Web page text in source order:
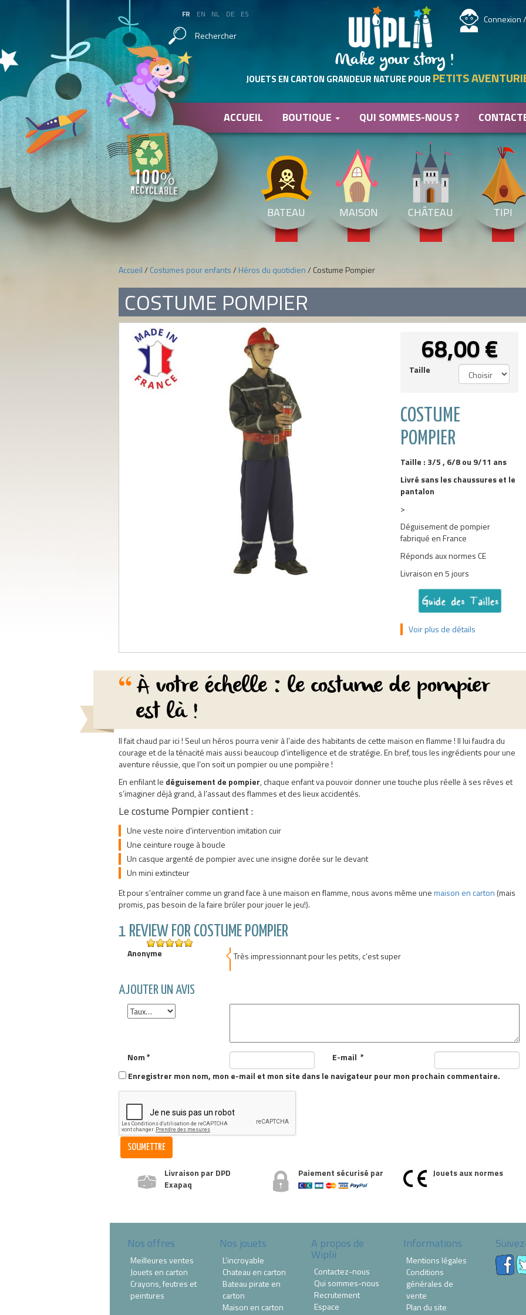
Make your story !
JOUETS EN CARTON GRANDEUR NATURE POUR PETITS
FR EN NL DE ES
Rechercher
Connexion
ACCUEIL BOUTIQUE QUI SOMMES-NOUS ?
BATEAU MAISON CHÂTEAU TIPI
Accueil/ Costumes pour enfants/ Héros du quotidien/ Costume Pompier
COSTUME POMPIER
68,00€
Taille
COSTUME
POMPIER
Taille : 3/5 , 6/8 ou 9/11 ans
Livré sans les chaussures et le
pantalon
>
Déguisement de pompier
fabriqué en France
Réponds aux normes CE
Livraison en 5 jours
Voir plus de détails
À votre échelle : le costume de pompier
est là !
Il fait chaud par ici ! Seul un héros pourra venir à l’aide des habitants de cette maison en flamme ! Il lui faudra du
courage et de la ténacité mais aussi beaucoup d’intelligence et de stratégie. En bref, tous les ingrédients pour une
aventure réussie, que l’on soit un pompier ou une pompière !
En enfilant le déguisement de pompier, chaque enfant va pouvoir donner une touche plus réelle à ses rêves et
s’imaginer déjà grand, à l’assaut des flammes et des lieux accidentés.
Le costume Pompier contient :
Une veste noire d’intervention imitation cuir
Une ceinture rouge à boucle
Un casque argenté de pompier avec une insigne dorée sur le devant
Un mini extincteur
Et pour s’entraîner comme un grand face à une maison en flamme, nous avons même unemaison en carton (mais
promis, pas besoin de la faire brûler pour jouer le jeu!).
1 REVIEW FOR COSTUME POMPIER
5out of 5
Anonyme Très impressionnant pour les petits, c’est super
AJOUTER UN AVIS
Nom* E-mail *
Enregistrer mon nom, mon e-mail et mon site dans le navigateur pour mon prochain commentaire.
Livraison par DPD
Exapaq
Paiement sécurisé par Jouets aux normes
Nos offres
Meilleures ventes
Jouets en carton
Crayons, feutres et
peintures
Nos jouets
L’incroyable
Chateau en carton
Bateau pirate en
carton
Maison en carton
A propos de
Wiplii
Contactez-nous
Qui sommes-nous
Recrutement
Espace
Informations
Mentions légales
Conditions
générales de
vente
Plan du site